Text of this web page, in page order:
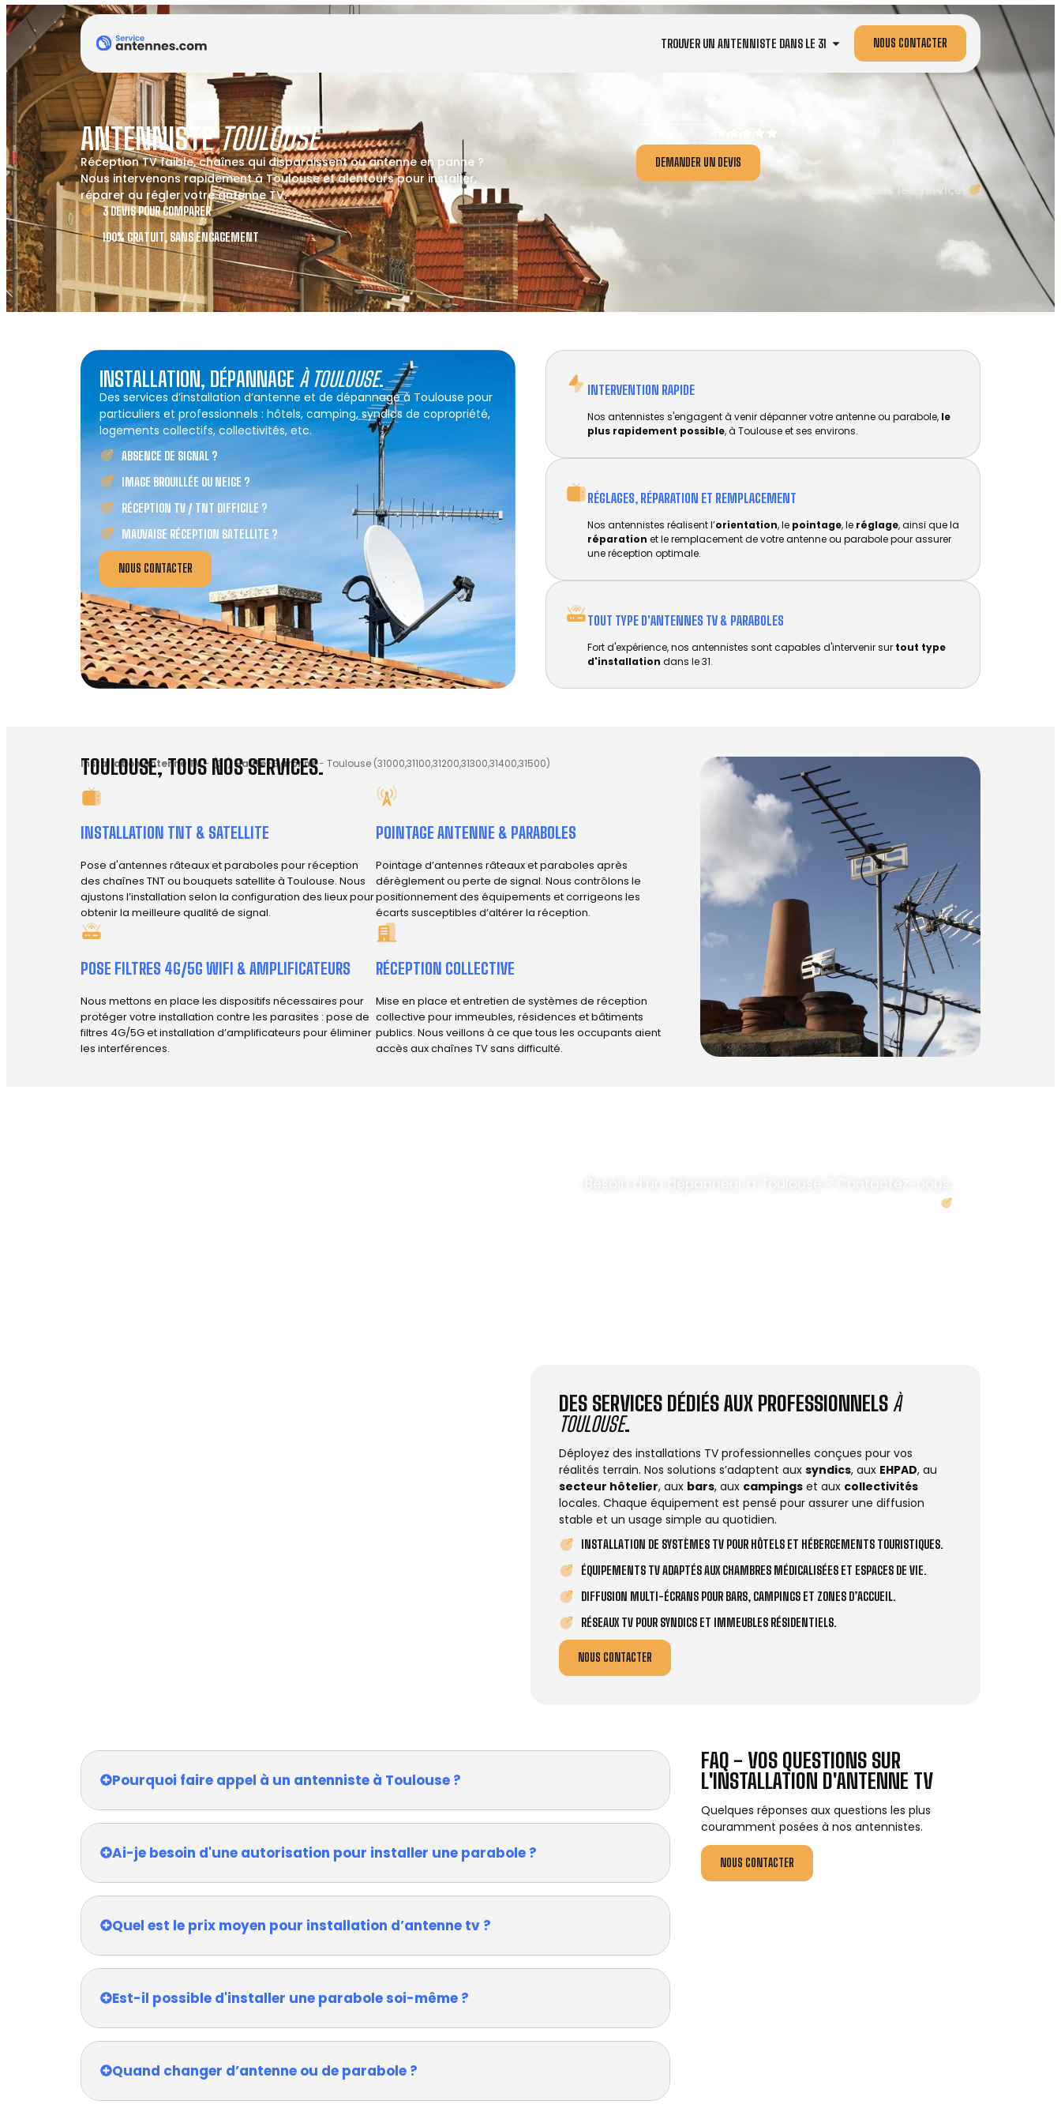
TROUVER UN ANTENNISTE DANS LE 31 NOUS CONTACTER
ANTENNISTETOULOUSE
Réception TV faible, chaînes qui disparaissent ou antenne en panne ?
Nous intervenons rapidement à Toulouse et alentours pour installer,
réparer ou régler votre antenne TV.
3 DEVIS POUR COMPARER
100% GRATUIT, SANS ENGAGEMENT
DEMANDER UN DEVIS
Tous les services
INSTALLATION, DÉPANNAGE À TOULOUSE.
Des services d’installation d’antenne et de dépannage à Toulouse pour
particuliers et professionnels : hôtels, camping, syndics de copropriété,
logements collectifs, collectivités, etc.
ABSENCE DE SIGNAL ?
IMAGE BROUILLÉE OU NEIGE ?
RÉCEPTION TV / TNT DIFFICILE ?
MAUVAISE RÉCEPTION SATELLITE ?
NOUS CONTACTER
INTERVENTION RAPIDE
Nos antennistes s'engagent à venir dépanner votre antenne ou parabole, le
plus rapidement possible, à Toulouse et ses environs.
RÉGLAGES, RÉPARATION ET REMPLACEMENT​
Nos antennistes réalisent l’orientation, le pointage, le réglage, ainsi que la
réparation et le remplacement de votre antenne ou parabole pour assurer
une réception optimale.
TOUT TYPE D'ANTENNES TV & PARABOLES
Fort d'expérience, nos antennistes sont capables d'intervenir sur tout type
d'installation dans le 31.
Installation antenne TV- (31) Haute-Garonne- Toulouse (31000,31100,31200,31300,31400,31500)
TOULOUSE, TOUS NOS SERVICES.
INSTALLATION TNT & SATELLITE
Pose d'antennes râteaux et paraboles pour réception
des chaînes TNT ou bouquets satellite à Toulouse. Nous
ajustons l’installation selon la configuration des lieux pour
obtenir la meilleure qualité de signal.
POINTAGE ANTENNE & PARABOLES
Pointage d’antennes râteaux et paraboles après
dérèglement ou perte de signal. Nous contrôlons le
positionnement des équipements et corrigeons les
écarts susceptibles d’altérer la réception.
POSE FILTRES 4G/5G WIFI & AMPLIFICATEURS
Nous mettons en place les dispositifs nécessaires pour
protéger votre installation contre les parasites : pose de
filtres 4G/5G et installation d’amplificateurs pour éliminer
les interférences.
RÉCEPTION COLLECTIVE
Mise en place et entretien de systèmes de réception
collective pour immeubles, résidences et bâtiments
publics. Nous veillons à ce que tous les occupants aient
accès aux chaînes TV sans difficulté.
Besoin d’un dépanneur à Toulouse ? Contactez-nous.
DES SERVICES DÉDIÉS AUX PROFESSIONNELS À
TOULOUSE.
Déployez des installations TV professionnelles conçues pour vos
réalités terrain. Nos solutions s’adaptent aux syndics, aux EHPAD, au
secteur hôtelier, aux bars, aux campings et aux collectivités
locales. Chaque équipement est pensé pour assurer une diffusion
stable et un usage simple au quotidien.
INSTALLATION DE SYSTÈMES TV POUR HÔTELS ET HÉBERGEMENTS TOURISTIQUES.
ÉQUIPEMENTS TV ADAPTÉS AUX CHAMBRES MÉDICALISÉES ET ESPACES DE VIE.
DIFFUSION MULTI-ÉCRANS POUR BARS, CAMPINGS ET ZONES D’ACCUEIL.
RÉSEAUX TV POUR SYNDICS ET IMMEUBLES RÉSIDENTIELS.
NOUS CONTACTER
FAQ - VOS QUESTIONS SUR
L'INSTALLATION D'ANTENNE TV
Quelques réponses aux questions les plus
couramment posées à nos antennistes.
NOUS CONTACTER
Pourquoi faire appel à un antenniste à Toulouse ?
Ai-je besoin d'une autorisation pour installer une parabole ?
Quel est le prix moyen pour installation d’antenne tv ?
Est-il possible d'installer une parabole soi-même ?
Quand changer d’antenne ou de parabole ?